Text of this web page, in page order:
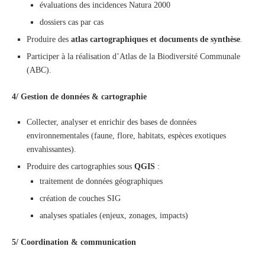
évaluations des incidences Natura 2000
dossiers cas par cas
Produire des atlas cartographiques et documents de synthèse.
Participer à la réalisation d’Atlas de la Biodiversité Communale
(ABC).
4/ Gestion de données & cartographie
Collecter, analyser et enrichir des bases de données
environnementales (faune, flore, habitats, espèces exotiques
envahissantes).
Produire des cartographies sous QGIS :
traitement de données géographiques
création de couches SIG
analyses spatiales (enjeux, zonages, impacts)
5/ Coordination & communication